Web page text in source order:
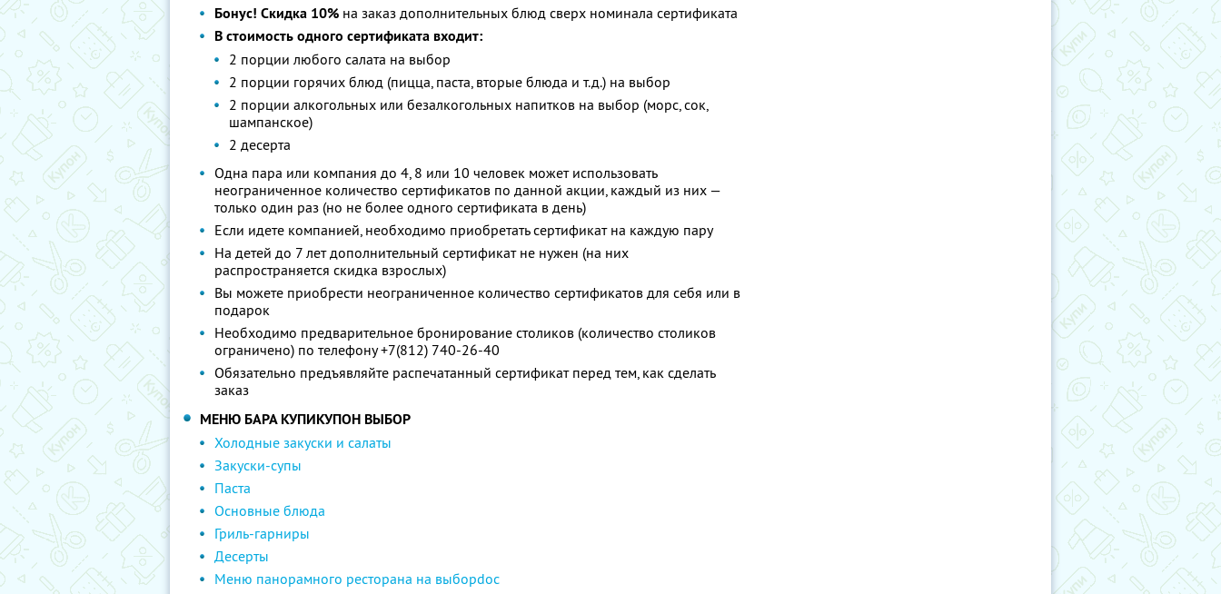
Бонус! Cкидка 10% на заказ дополнительных блюд сверх номинала сертификата
В стоимость одного сертификата входит:
2 порции любого салата на выбор
2 порции горячих блюд (пицца, паста, вторые блюда и т.д.) на выбор
2 порции алкогольных или безалкогольных напитков на выбор (морс, сок,
шампанское)
2 десерта
Одна пара или компания до 4, 8 или 10 человек может использовать
неограниченное количество сертификатов по данной акции, каждый из них —
только один раз (но не более одного сертификата в день)
Если идете компанией, необходимо приобретать сертификат на каждую пару
На детей до 7 лет дополнительный сертификат не нужен (на них
распространяется скидка взрослых)
Вы можете приобрести неограниченное количество сертификатов для себя или в
подарок
Необходимо предварительное бронирование столиков (количество столиков
ограничено) по телефону +7(812) 740-26-40
Обязательно предъявляйте распечатанный сертификат перед тем, как сделать
заказ
МЕНЮ БАРА КУПИКУПОН ВЫБОР
Холодные закуски и салаты
Закуски-супы
Паста
Основные блюда
Гриль-гарниры
Десерты
Меню панорамного ресторана на выборdoc